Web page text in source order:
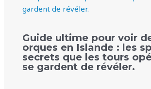
Guide ultime pour voir
orques en Islande : les
secrets que les tours
se gardent de révéler.